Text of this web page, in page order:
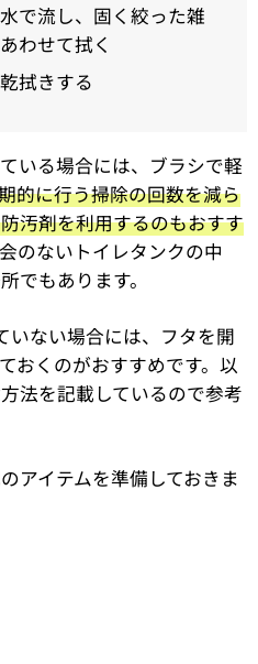
で流し、固く絞った雑
わせて拭く
拭きする
いる場合には、ブラシで軽
的に行う掃除の回数を減ら
汚剤を利用するのもおすす
のないトイレタンクの中
でもあります。
いない場合には、フタを開
おくのがおすすめです。以
法を記載しているので参考
アイテムを準備しておきま